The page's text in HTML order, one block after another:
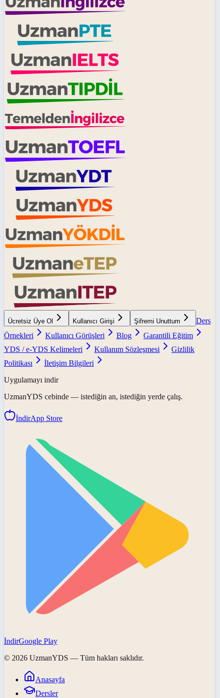
Ücretsiz Üye Ol Kullanıcı Girişi Şifremi Unuttum
Ders
Örnekleri
Kullanıcı Görüşleri Blog
Garantili Eğitim
YDS / e-YDS Kelimeleri
Kullanım Sözleşmesi
Gizlilik
Politikası
İletişim Bilgileri
Uygulamayı indir
UzmanYDS cebinde — istediğin an, istediğin yerde çalış.
İndirApp Store
İndirGoogle Play
© 2026 UzmanYDS — Tüm hakları saklıdır.
Anasayfa
Dersler